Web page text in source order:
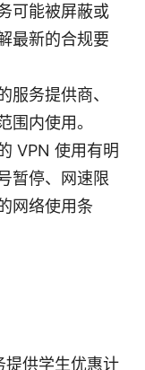
可能被屏蔽或
最新的合规要
服务提供商、
围内使用。
VPN 使用有明
暂停、网速限
网络使用条
提供学生优惠计